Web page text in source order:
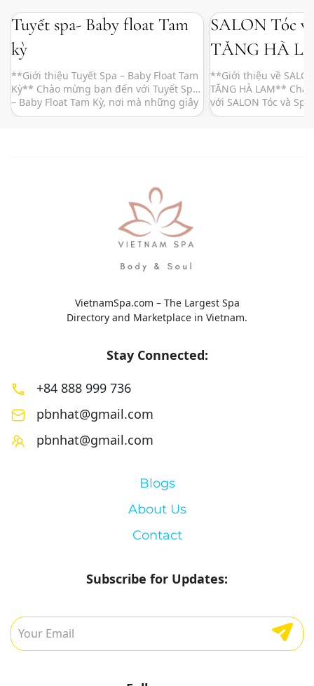
Tuyết spa- Baby float Tam
kỳ
**Giới thiệu Tuyết Spa – Baby Float Tam
Kỳ** Chào mừng bạn đến với Tuyết Spa
– Baby Float Tam Kỳ, nơi mà những giây
phút thư giãn và chăm sóc sức khỏe
SALON Tóc
TĂNG HÀ
**Giới thiệu về
TĂNG HÀ LAM**
với SALON Tóc và
– nơi mang đến cho
VietnamSpa.com – The Largest Spa
Directory and Marketplace in Vietnam.
Stay Connected:
+84 888 999 736
pbnhat@gmail.com
pbnhat@gmail.com
Blogs
About Us
Contact
Subscribe for Updates: